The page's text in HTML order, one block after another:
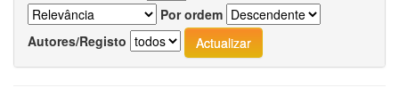
Por ordem
Autores/Registo